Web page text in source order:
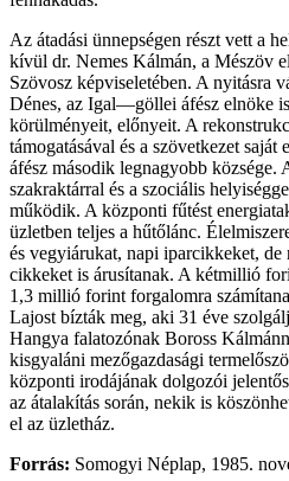
Az átadási ünnepségen részt vett a
kívül dr. Nemes Kálmán, a Mészöv
Szövosz képviseletében. A nyitásra
Dénes, az Igal—göllei áfész elnöke
körülményeit, előnyeit. A
támogatásával és a szövetkezet
áfész második legnagyobb községe.
szakraktárral és a szociális
működik. A központi fűtést
üzletben teljes a hűtőlánc.
és vegyiárukat, napi iparcikkeket, de
cikkeket is árusítanak. A kétmillió
1,3 millió forint forgalomra
Lajost bízták meg, aki 31 éve
Hangya falatozónak Boross
kisgyaláni mezőgazdasági
központi irodájának dolgozói
az átalakítás során, nekik is
el az üzletház.
Forrás: Somogyi Néplap, 1985.